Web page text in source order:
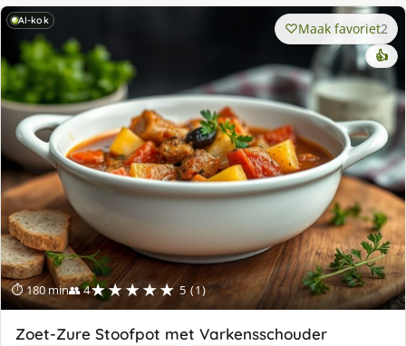
AI-kok
⏱ 180 min👥 4★★★★★ 5 (1)
Maak favoriet2
👍
Zoet-Zure Stoofpot met Varkensschouder